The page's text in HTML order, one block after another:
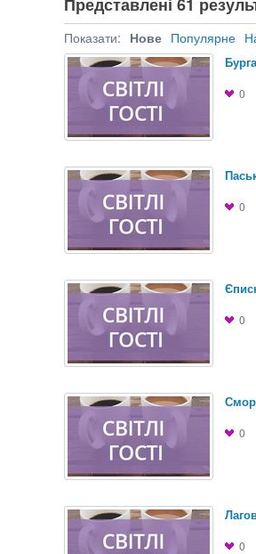
Показати: Нове Популярне
0
0
0
0
0